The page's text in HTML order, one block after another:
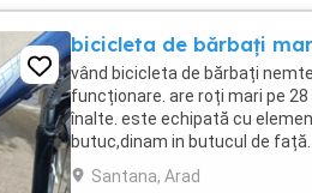
bicicleta de bărbați
vând bicicleta de bărbați
funcționare. are roți mari pe
înalte. este echipată cu
butuc,dinam in butucul de
diverse.. aștept oferte.
Santana, Arad